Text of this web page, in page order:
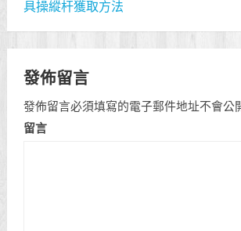
具操縱杆獲取方法
發佈留言
發佈留言必須填寫的電子郵件地址不會公
留言